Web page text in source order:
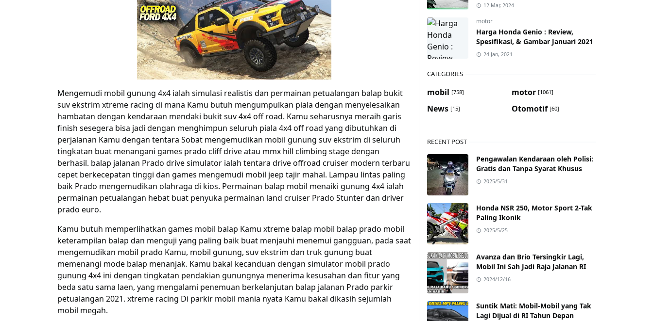
Mengemudi mobil gunung 4x4 ialah simulasi realistis dan permainan petualangan balap bukit
suv ekstrim xtreme racing di mana Kamu butuh mengumpulkan piala dengan menyelesaikan
hambatan dengan kendaraan mendaki bukit suv 4x4 off road. Kamu seharusnya meraih garis
finish sesegera bisa jadi dengan menghimpun seluruh piala 4x4 off road yang dibutuhkan di
perjalanan Kamu dengan tentara Sobat mengemudikan mobil gunung suv ekstrim di seluruh
tingkatan buat menangani games prado cliff drive atau mmx hill climbing stage dengan
berhasil. balap jalanan Prado drive simulator ialah tentara drive offroad cruiser modern terbaru
cepet berkecepatan tinggi dan games mengemudi mobil jeep tajir mahal. Lampau lintas paling
baik Prado mengemudikan olahraga di kios. Permainan balap mobil menaiki gunung 4x4 ialah
permainan petualangan hebat buat penyuka permainan land cruiser Prado Stunter dan driver
prado euro.
Kamu butuh memperlihatkan games mobil balap Kamu xtreme balap mobil balap prado mobil
keterampilan balap dan menguji yang paling baik buat menjauhi menemui gangguan, pada saat
mengemudikan mobil prado Kamu, mobil gunung, suv ekstrim dan truk gunung buat
memenangi mode balap menanjak. Kamu bakal kecanduan dengan simulator mobil prado
gunung 4x4 ini dengan tingkatan pendakian gunungnya menerima kesusahan dan fitur yang
beda satu sama laen, yang mengalami penemuan berkelanjutan balap jalanan Prado parkir
petualangan 2021. xtreme racing Di parkir mobil mania nyata Kamu bakal dikasih sejumlah
mobil megah.
12 Mar, 2024
motor
Harga Honda Genio : Review,
Spesifikasi, & Gambar Januari 2021
24 Jan, 2021
CATEGORIES
mobil [758] motor [1061]
News [15] Otomotif [60]
RECENT POST
Pengawalan Kendaraan oleh Polisi:
Gratis dan Tanpa Syarat Khusus
2025/5/31
Honda NSR 250, Motor Sport 2-Tak
Paling Ikonik
2025/5/25
Avanza dan Brio Tersingkir Lagi,
Mobil Ini Sah Jadi Raja Jalanan RI
2024/12/16
Suntik Mati: Mobil-Mobil yang Tak
Lagi Dijual di RI Tahun Depan